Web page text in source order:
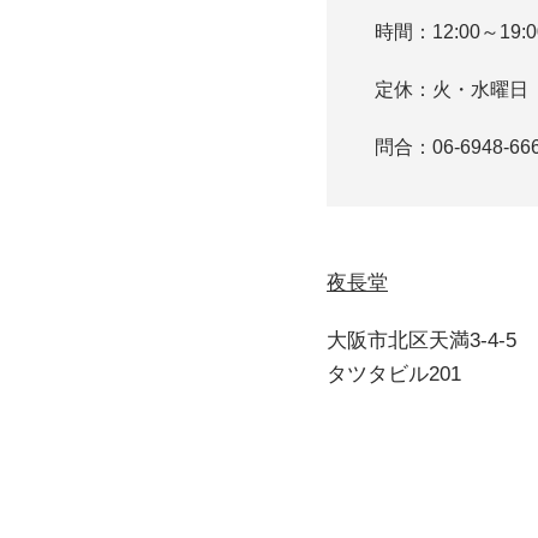
時間：12:00～
定休：火・水曜日
問合：06-6948-
夜長堂
大阪市北区天満3-4-5
タツタビル201